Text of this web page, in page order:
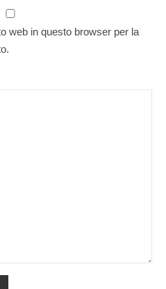
web in questo browser per la